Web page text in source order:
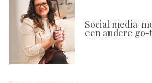
Social media-
een andere go-